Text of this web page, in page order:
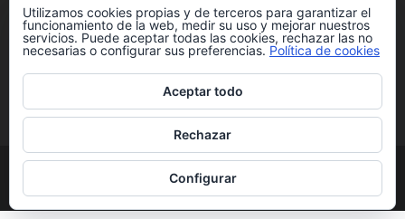
Política de cookies
Más información sobre las cookies
CON TUS PROPIAS MANOS
Utilizamos cookies propias y de terceros para garantizar el
funcionamiento de la web, medir su uso y mejorar nuestros
servicios. Puede aceptar todas las cookies, rechazar las no
necesarias o configurar sus preferencias. Política de cookies
Aceptar todo
Rechazar
Configurar